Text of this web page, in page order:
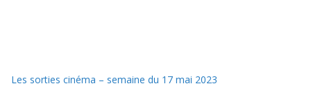
Les sorties cinéma – semaine du 17 mai 2023